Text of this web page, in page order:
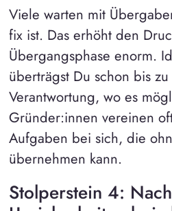
Viele warten mit
fix ist. Das erhöht den
Übergangsphase enorm.
überträgst Du schon bis
Verantwortung, wo es
Gründer:innen vereinen
Aufgaben bei sich, die
übernehmen kann.
Stolperstein 4: